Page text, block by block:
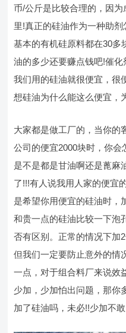
币/公斤是比较合理的，因
里!真正的硅油作为一种助
基本的有机硅原料都在30多
油的多少还要赚点钱吧!催
我们用的硅油就很便宜，很
想硅油为什么能这么便宜，
大家都是做工厂的，当你的
公司的便宜2000块时，你
是不是都是甘油啊还是蓖
了!!!有人说我用人家的便宜
是希望你用便宜的硅油时
和贵一点的硅油比较一下泡
否有区别。正常的情况下加
但我们一定要防止意外的情
一点，对于组合料厂来说效
少加，少加怕出问题，那你
加了硅油吗，未必!!少加不